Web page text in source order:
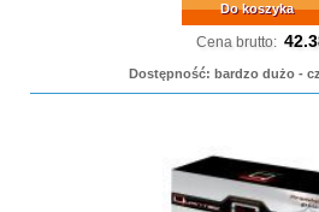
Do koszyka
Cena brutto:
Dostępność: bardzo dużo -